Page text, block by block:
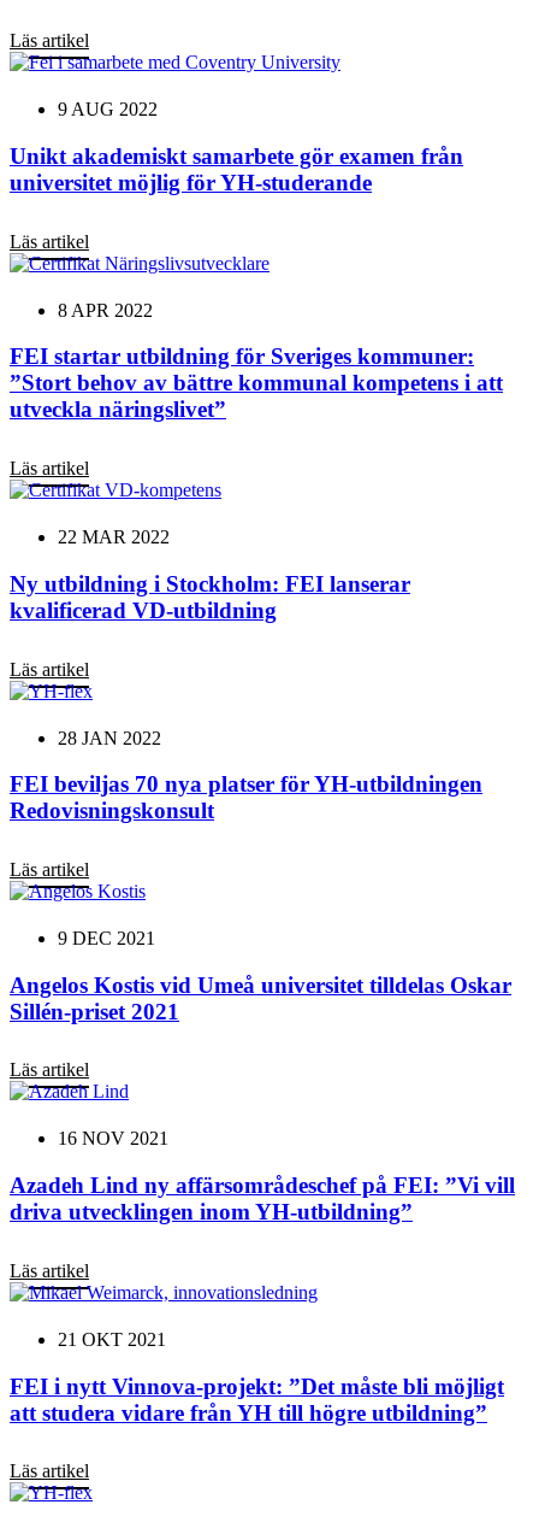
Läs artikel
9 AUG 2022
Unikt akademiskt samarbete gör examen från
universitet möjlig för YH-studerande
Läs artikel
8 APR 2022
FEI startar utbildning för Sveriges kommuner:
”Stort behov av bättre kommunal kompetens i att
utveckla näringslivet”
Läs artikel
22 MAR 2022
Ny utbildning i Stockholm: FEI lanserar
kvalificerad VD-utbildning
Läs artikel
28 JAN 2022
FEI beviljas 70 nya platser för YH-utbildningen
Redovisningskonsult
Läs artikel
9 DEC 2021
Angelos Kostis vid Umeå universitet tilldelas Oskar
Sillén-priset 2021
Läs artikel
16 NOV 2021
Azadeh Lind ny affärsområdeschef på FEI: ”Vi vill
driva utvecklingen inom YH-utbildning”
Läs artikel
21 OKT 2021
FEI i nytt Vinnova-projekt: ”Det måste bli möjligt
att studera vidare från YH till högre utbildning”
Läs artikel